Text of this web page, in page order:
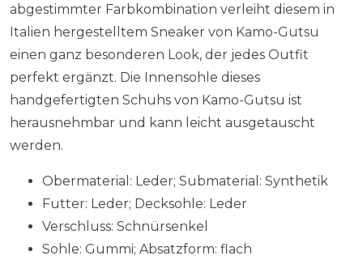
abgestimmter Farbkombination verleiht diesem in
Italien hergestelltem Sneaker von Kamo-Gutsu
einen ganz besonderen Look, der jedes Outfit
perfekt ergänzt. Die Innensohle dieses
handgefertigten Schuhs von Kamo-Gutsu ist
herausnehmbar und kann leicht ausgetauscht
werden.
Obermaterial: Leder; Submaterial: Synthetik
Futter: Leder; Decksohle: Leder
Verschluss: Schnürsenkel
Sohle: Gummi; Absatzform: flach